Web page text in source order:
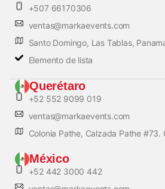
+507 66170306
ventas@markaevents.com
Santo Domingo, Las Tablas,
Elemento de lista
Querétaro
+52 552 9099 019
ventas@markaevents.com
Colonia Pathe, Calzada Pathe #73.
México
+52 442 3000 442